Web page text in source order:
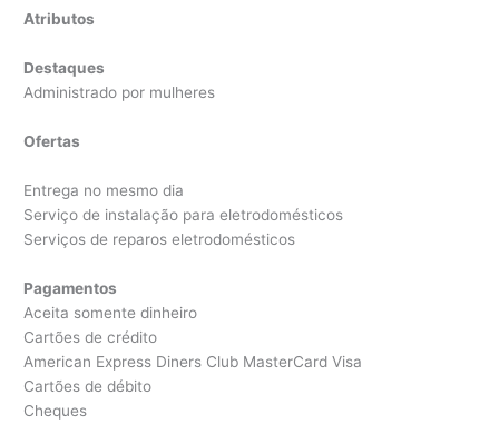
Atributos
Destaques
Administrado por mulheres
Ofertas
Entrega no mesmo dia
Serviço de instalação para eletrodomésticos
Serviços de reparos eletrodomésticos
Pagamentos
Aceita somente dinheiro
Cartões de crédito
American Express Diners Club MasterCard Visa
Cartões de débito
Cheques